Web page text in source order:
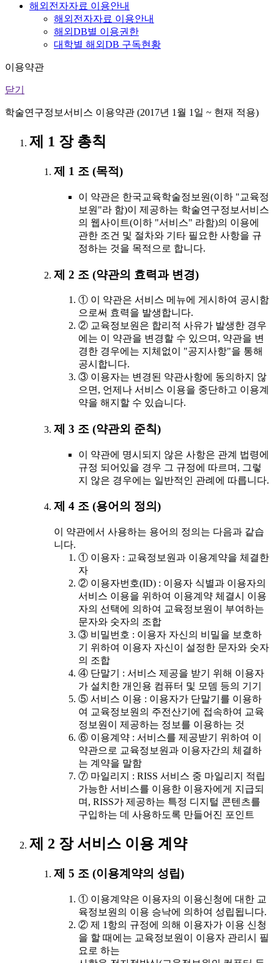
해외전자자료 이용안내
해외전자자료 이용안내
해외DB별 이용권한
대학별 해외DB 구독현황
이용약관
닫기
학술연구정보서비스 이용약관 (2017년 1월 1일 ~ 현재 적용)
제 1 장 총칙
제 1 조 (목적)
이 약관은 한국교육학술정보원(이하 "교육정
보원"라 함)이 제공하는 학술연구정보서비스
의 웹사이트(이하 "서비스" 라함)의 이용에
관한 조건 및 절차와 기타 필요한 사항을 규
정하는 것을 목적으로 합니다.
제 2 조 (약관의 효력과 변경)
① 이 약관은 서비스 메뉴에 게시하여 공시함
으로써 효력을 발생합니다.
② 교육정보원은 합리적 사유가 발생한 경우
에는 이 약관을 변경할 수 있으며, 약관을 변
경한 경우에는 지체없이 "공지사항"을 통해
공시합니다.
③ 이용자는 변경된 약관사항에 동의하지 않
으면, 언제나 서비스 이용을 중단하고 이용계
약을 해지할 수 있습니다.
제 3 조 (약관외 준칙)
이 약관에 명시되지 않은 사항은 관계 법령에
규정 되어있을 경우 그 규정에 따르며, 그렇
지 않은 경우에는 일반적인 관례에 따릅니다.
제 4 조 (용어의 정의)
이 약관에서 사용하는 용어의 정의는 다음과 같습
니다.
① 이용자 : 교육정보원과 이용계약을 체결한
자
② 이용자번호(ID) : 이용자 식별과 이용자의
서비스 이용을 위하여 이용계약 체결시 이용
자의 선택에 의하여 교육정보원이 부여하는
문자와 숫자의 조합
③ 비밀번호 : 이용자 자신의 비밀을 보호하
기 위하여 이용자 자신이 설정한 문자와 숫자
의 조합
④ 단말기 : 서비스 제공을 받기 위해 이용자
가 설치한 개인용 컴퓨터 및 모뎀 등의 기기
⑤ 서비스 이용 : 이용자가 단말기를 이용하
여 교육정보원의 주전산기에 접속하여 교육
정보원이 제공하는 정보를 이용하는 것
⑥ 이용계약 : 서비스를 제공받기 위하여 이
약관으로 교육정보원과 이용자간의 체결하
는 계약을 말함
⑦ 마일리지 : RISS 서비스 중 마일리지 적립
가능한 서비스를 이용한 이용자에게 지급되
며, RISS가 제공하는 특정 디지털 콘텐츠를
구입하는 데 사용하도록 만들어진 포인트
제 2 장 서비스 이용 계약
제 5 조 (이용계약의 성립)
① 이용계약은 이용자의 이용신청에 대한 교
육정보원의 이용 승낙에 의하여 성립됩니다.
② 제 1항의 규정에 의해 이용자가 이용 신청
을 할 때에는 교육정보원이 이용자 관리시 필
요로 하는